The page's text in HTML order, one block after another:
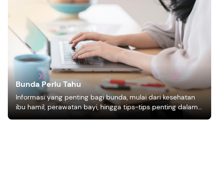
Bunda Perlu Tahu
Informasi yang penting bagi bunda, mulai dari kesehatan
ibu hamil, perawatan bayi, hingga tips-tips penting dalam
mengasuh anak